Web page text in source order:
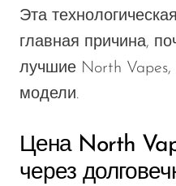
Эта
главная причина,
лучшие North
модели.
Цена North
через